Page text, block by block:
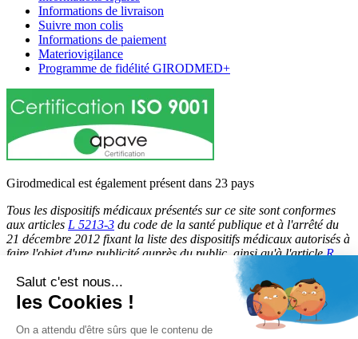
Informations de livraison
Suivre mon colis
Informations de paiement
Materiovigilance
Programme de fidélité GIRODMED+
Girodmedical est également présent dans 23 pays
Tous les dispositifs médicaux présentés sur ce site sont conformes
aux articles L 5213-3 du code de la santé publique et à l'arrêté du
21 décembre 2012 fixant la liste des dispositifs médicaux autorisés à
faire l'objet d'une publicité auprès du public, ainsi qu'à l'articleR
du code de la santé publique. Par conséquent, ils peuvent
être légalement promus et rendus accessibles au public.
© 2026 Girodmedical. Tous droits réservés.
Salut c'est nous...
les Cookies !
On a attendu d'être sûrs que le contenu de